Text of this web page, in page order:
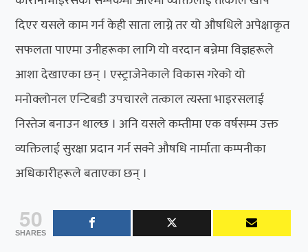
दिएर यसले काम गर्न केही साता लाग्ने तर यो औषधिले अपेक्षाकृत
सफलता पाएमा उनीहरूका लागि यो वरदान बन्नेमा विज्ञहरूले
आशा देखाएका छन् । एस्ट्राजेनेकाले विकास गरेको यो
मनोक्लोनल एन्टिबडी उपचारले तत्काल त्यस्ता भाइरसलाई
निस्तेज बनाउन थाल्छ । अनि यसले कम्तीमा एक वर्षसम्म उक्त
व्यक्तिलाई सुरक्षा प्रदान गर्न सक्ने औषधि नार्माता कम्पनीका
अधिकारीहरूले बताएका छन् ।
50
SHARES